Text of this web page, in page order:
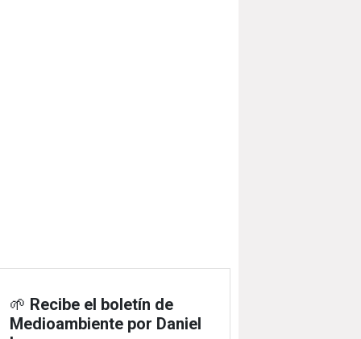
🌱 Recibe el boletín de
Medioambiente por Daniel